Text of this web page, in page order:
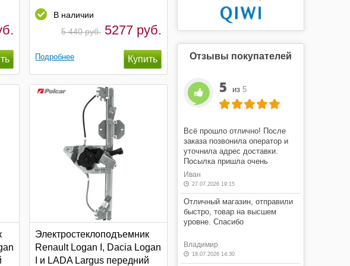
В наличии
5 440 руб. 5277 руб.
Подробнее
Электростеклоподъемник
Renault Logan I, Dacia Logan
I и LADA Largus передний
Отзывы покупателей
5 из5
Всё прошло отлично! После
заказа позвонила оператор и
уточнила адрес доставки.
Посылка пришла очень
быстро! Я очень доволен этим
магазином.
Иван
27.07.2026 19:15
Отличный магазин, отправили
быстро, товар на высшем
уровне. Спасибо
Владимир
18.07.2026 14:30